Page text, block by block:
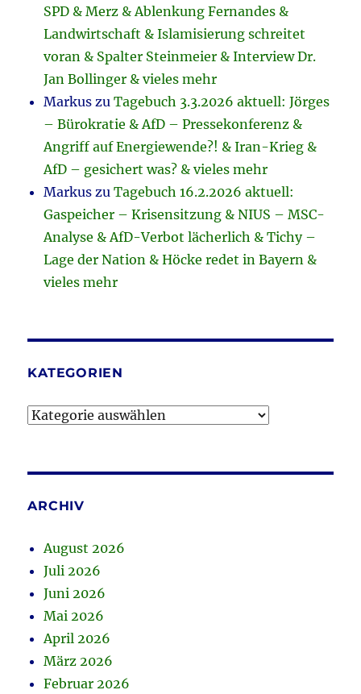
SPD & Merz & Ablenkung Fernandes &
Landwirtschaft & Islamisierung schreitet
voran & Spalter Steinmeier & Interview Dr.
Jan Bollinger & vieles mehr
Markus zuTagebuch 3.3.2026 aktuell: Jörges
– Bürokratie & AfD – Pressekonferenz &
Angriff auf Energiewende?! & Iran-Krieg &
AfD – gesichert was? & vieles mehr
Markus zuTagebuch 16.2.2026 aktuell:
Gaspeicher – Krisensitzung & NIUS – MSC-
Analyse & AfD-Verbot lächerlich & Tichy –
Lage der Nation & Höcke redet in Bayern &
vieles mehr
KATEGORIEN
Kategorien
ARCHIV
August 2026
Juli 2026
Juni 2026
Mai 2026
April 2026
März 2026
Februar 2026